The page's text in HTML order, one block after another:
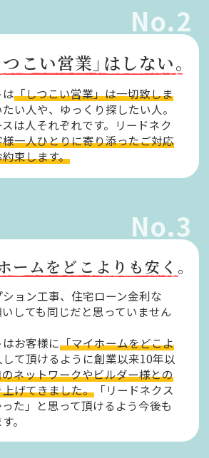
No.2
こい営業」はしない。
は「しつこい営業」は一切致しま
い人や、ゆっくり探したい人。
は人それぞれです。リードネク
一人ひとりに寄り添ったご対応
束します。
No.3
ームをどこよりも安く。
ョン工事、住宅ローン金利な
しても同じだと思っていません
お客様に「マイホームをどこよ
して頂けるように創業以来10年以
ネットワークやビルダー様との
げてきました。 「リードネクス
た」と思って頂けるよう今後も
。